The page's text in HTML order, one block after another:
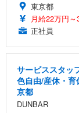
東京都
月給22万円～
正社員
サービススタッ
色自由/産休・
京都
DUNBAR